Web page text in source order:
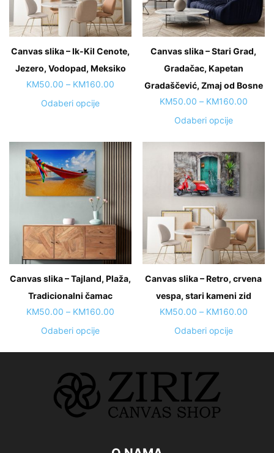
Canvas slika – Ik-Kil Cenote,
Jezero, Vodopad, Meksiko
KM50.00 – KM160.00
KM160.00
Odaberi opcijeThis
multiple
may
be
chosen
on
the
product
page
Canvas slika – Stari Grad,
Gradačac, Kapetan
Gradaščević, Zmaj od Bosne
KM50.00 – KM160.00Price
Odaberi opcijeThis
multiple
variants.
The
may
be
chosen
on
the
product
page
Canvas slika – Tajland, Plaža,
Tradicionalni čamac
KM50.00 – KM160.00
through
Odaberi opcijeThis
multiple
variants.
The
options
Canvas slika – Retro, crvena
vespa, stari kameni zid
KM50.00 – KM160.00Price
Odaberi opcijeThis